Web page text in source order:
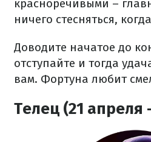
красноречивыми –
ничего стесняться,
Доводите начатое до
отступайте и тогда
вам. Фортуна любит
Телец (21 апреля